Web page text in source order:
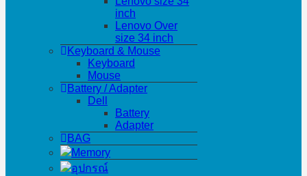
inch
Lenovo Over
size 34 inch
Keyboard & Mouse
Keyboard
Mouse
Battery / Adapter
Dell
Battery
Adapter
BAG
Memory
อุปกรณ์